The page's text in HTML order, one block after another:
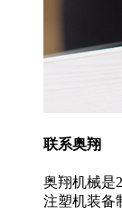
联系奥翔
奥翔机械是
注塑机装备